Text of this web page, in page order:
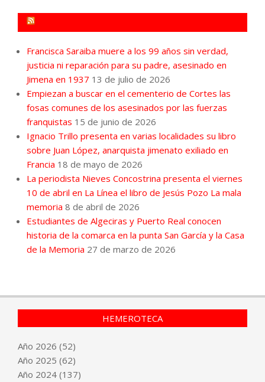
Francisca Saraiba muere a los 99 años sin verdad,
justicia ni reparación para su padre, asesinado en
Jimena en 1937 13 de julio de 2026
Empiezan a buscar en el cementerio de Cortes las
fosas comunes de los asesinados por las fuerzas
franquistas 15 de junio de 2026
Ignacio Trillo presenta en varias localidades su libro
sobre Juan López, anarquista jimenato exiliado en
Francia 18 de mayo de 2026
La periodista Nieves Concostrina presenta el viernes
10 de abril en La Línea el libro de Jesús Pozo La mala
memoria 8 de abril de 2026
Estudiantes de Algeciras y Puerto Real conocen
historia de la comarca en la punta San García y la Casa
de la Memoria 27 de marzo de 2026
HEMEROTECA
Año 2026 (52)
Año 2025 (62)
Año 2024 (137)